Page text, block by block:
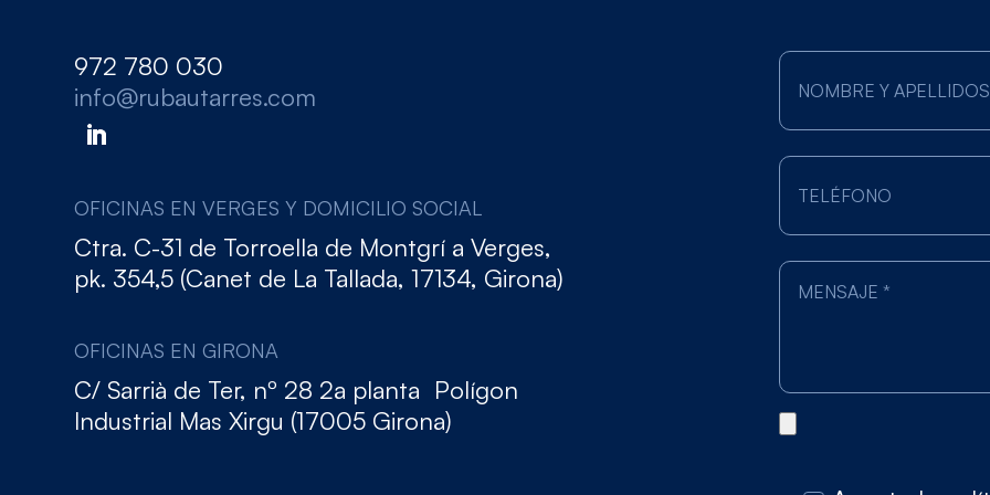
972 780 030
info@rubautarres.com
OFICINAS EN VERGES Y DOMICILIO SOCIAL
Ctra. C-31 de Torroella de Montgrí a Verges,
pk. 354,5 (Canet de La Tallada, 17134, Girona)
OFICINAS EN GIRONA
C/ Sarrià de Ter, nº 28 2a planta Polígon
Industrial Mas Xirgu (17005 Girona)